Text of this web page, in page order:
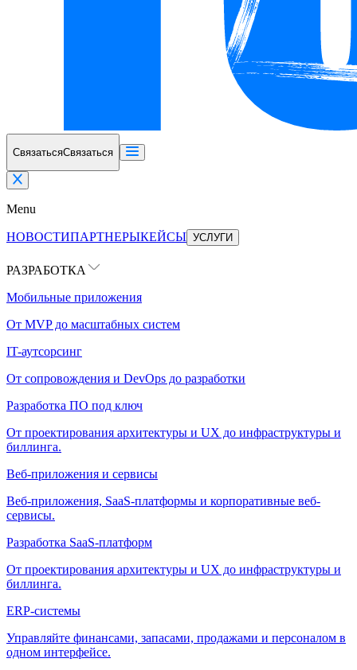
СвязатьсяСвязаться
Menu
НОВОСТИПАРТНЕРЫКЕЙСЫ УСЛУГИ
РАЗРАБОТКА
Мобильные приложения
От MVP до масштабных систем
IT-аутсорсинг
От сопровождения и DevOps до разработки
Разработка ПО под ключ
От проектирования архитектуры и UX до инфраструктуры и
биллинга.
Веб-приложения и сервисы
Веб-приложения, SaaS-платформы и корпоративные веб-
сервисы.
Разработка SaaS-платформ
От проектирования архитектуры и UX до инфраструктуры и
биллинга.
ERP-системы
Управляйте финансами, запасами, продажами и персоналом в
одном интерфейсе.